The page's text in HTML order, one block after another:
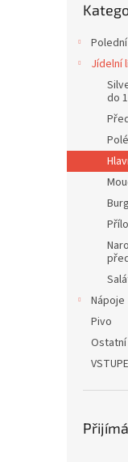
e
Jídelní
do
Nápoje
Pivo
Ostatní